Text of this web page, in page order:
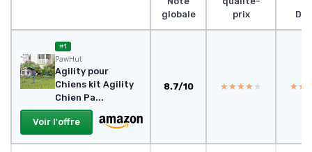
globale
prix
#1
PawHut
Agility pour
Chiens kit Agility
Chien Pa...
Voir l'offre
8.7/10 ★★★★★
★★★★★